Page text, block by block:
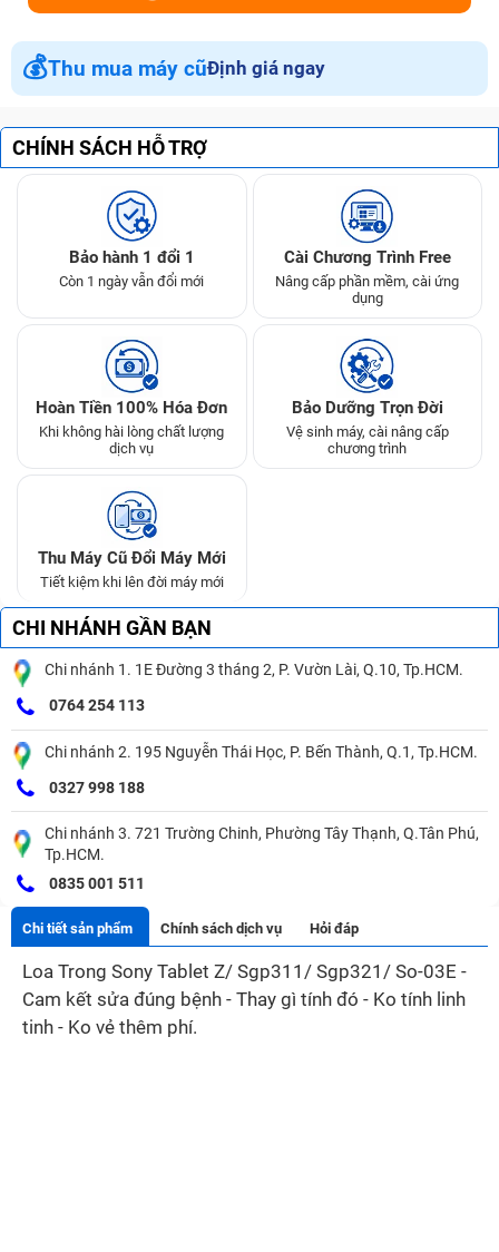
💰Thu mua máy cũĐịnh giá ngay
CHÍNH SÁCH HỖ TRỢ
Bảo hành 1 đổi 1
Còn 1 ngày vẫn đổi mới
Cài Chương Trình Free
Nâng cấp phần mềm, cài ứng
dụng
Hoàn Tiền 100% Hóa Đơn
Khi không hài lòng chất lượng
dịch vụ
Bảo Dưỡng Trọn Đời
Vệ sinh máy, cài nâng cấp
chương trình
Thu Máy Cũ Đổi Máy Mới
Tiết kiệm khi lên đời máy mới
CHI NHÁNH GẦN BẠN
Chi nhánh 1. 1E Đường 3 tháng 2, P. Vườn Lài, Q.10, Tp.HCM.
0764 254 113
Chi nhánh 2. 195 Nguyễn Thái Học, P. Bến Thành, Q.1, Tp.HCM.
0327 998 188
Chi nhánh 3. 721 Trường Chinh, Phường Tây Thạnh, Q.Tân Phú,
Tp.HCM.
0835 001 511
Chi tiết sản phẩm Chính sách dịch vụ Hỏi đáp
Loa Trong Sony Tablet Z/ Sgp311/ Sgp321/ So-03E -
Cam kết sửa đúng bệnh - Thay gì tính đó - Ko tính linh
tinh - Ko vẻ thêm phí.